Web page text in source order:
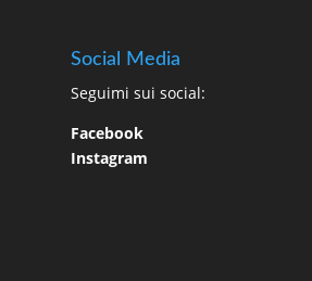
Social Media
Seguimi sui social:
Facebook
Instagram